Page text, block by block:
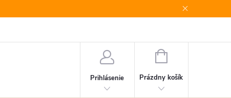
Prihlásenie
NÁKUPNÝ
Prázdny košík